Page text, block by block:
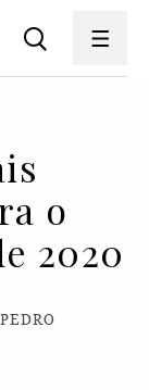
o
2020